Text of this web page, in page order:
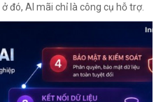
đó, AI mãi chỉ là công cụ hỗ trợ.